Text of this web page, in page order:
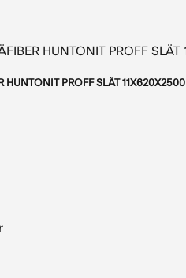
HUNTONIT PROFF SLÄT 11X620X2500